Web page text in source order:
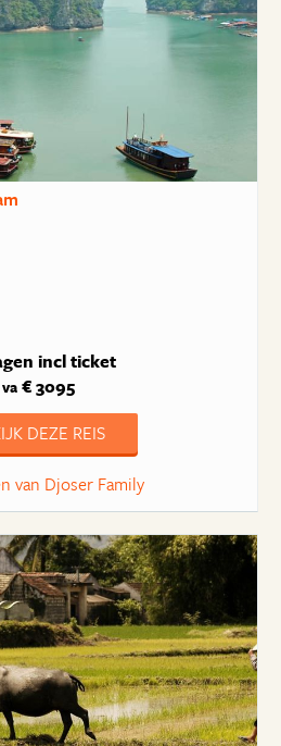
incl ticket
va€ 3095
DEZE REIS
van Djoser Family